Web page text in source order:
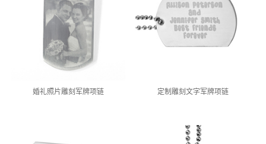
婚礼照片雕刻军牌项链 定制雕刻文字军牌项链